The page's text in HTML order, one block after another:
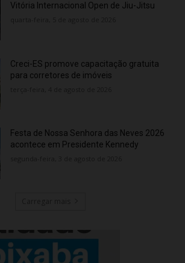
Vitória Internacional Open de Jiu-Jitsu
Creci-ES promove capacitação gratuita
para corretores de imóveis
Festa de Nossa Senhora das Neves 2026
acontece em Presidente Kennedy